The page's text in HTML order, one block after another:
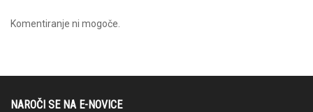
Komentiranje ni mogoče.
NAROČI SE NA E-NOVICE